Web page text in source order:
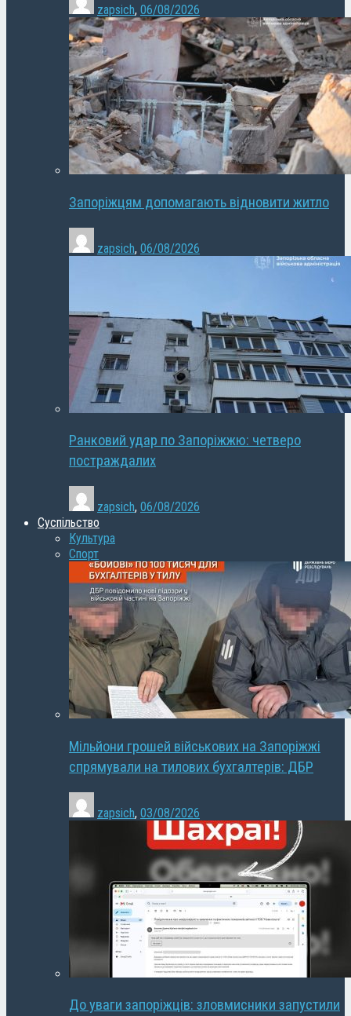
zapsich, 06/08/2026
Запоріжцям допомагають відновити житло
zapsich, 06/08/2026
Ранковий удар по Запоріжжю: четверо
постраждалих
zapsich, 06/08/2026
Суспільство
Культура
Спорт
Мільйони грошей військових на Запоріжжі
спрямували на тилових бухгалтерів: ДБР
zapsich, 03/08/2026
До уваги запоріжців: зловмисники запустили